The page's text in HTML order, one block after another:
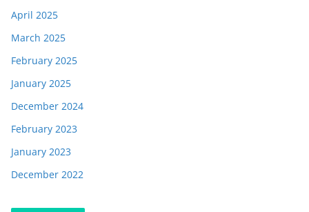
April 2025
March 2025
February 2025
January 2025
December 2024
February 2023
January 2023
December 2022